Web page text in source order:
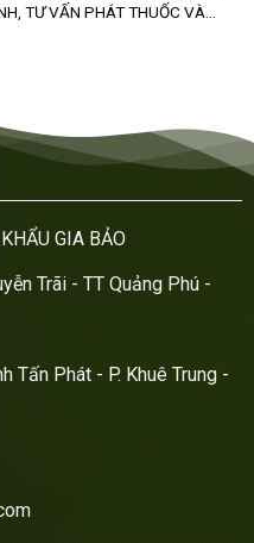
TƯ VẤN PHÁT THUỐC VÀ
GIA BẢO
Trãi - TT Quảng Phú -
Tấn Phát - P. Khuê Trung -